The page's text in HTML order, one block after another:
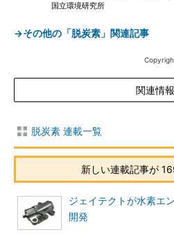
国立環境研究所
→その他の「脱炭素」関連記事
関連情報
脱炭素 連載一覧
新しい連載記事が
ジェイテクトが水素エ
開発